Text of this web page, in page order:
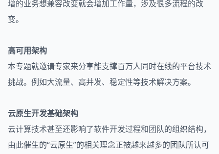
增的业务想兼容改变就会增加工作量，涉及很多流程的改
变。
高可用架构
本专题就邀请专家来分享能支撑百万人同时在线的平台技术
挑战。例如大流量、高并发、稳定性等技术解决方案。
云原生开发基础架构
云计算技术甚至还影响了软件开发过程和团队的组织结构，
由此催生的“云原生”的相关理念正被越来越多的团队所认可